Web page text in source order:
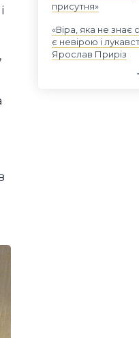
присутня»
«Віра, яка не знає
є невірою і
Ярослав Приріз